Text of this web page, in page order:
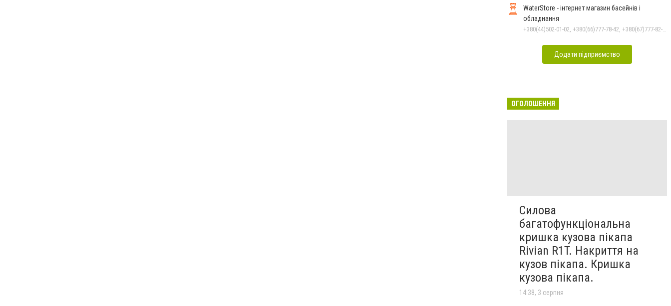
WaterStore - інтернет магазин басейнів і
обладнання
+380(44)502-01-02, +380(66)777-78-42, +380(67)777-82-19, +380(67)890-80-80, +380(73)890-80-80, +380(44)502-01-03
Додати підприємство
ОГОЛОШЕННЯ
Силова
багатофункціональна
кришка кузова пікапа
Rivian R1T. Накриття на
кузов пікапа. Кришка
кузова пікапа.
14:38, 3 серпня